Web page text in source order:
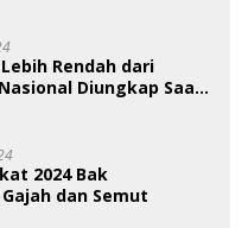
Rendah dari
Diungkap Saat
2024 Bak
dan Semut